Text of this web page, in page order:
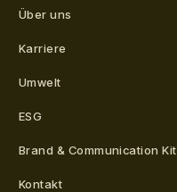
Über uns
Karriere
Umwelt
ESG
Brand & Communication Kit
Kontakt